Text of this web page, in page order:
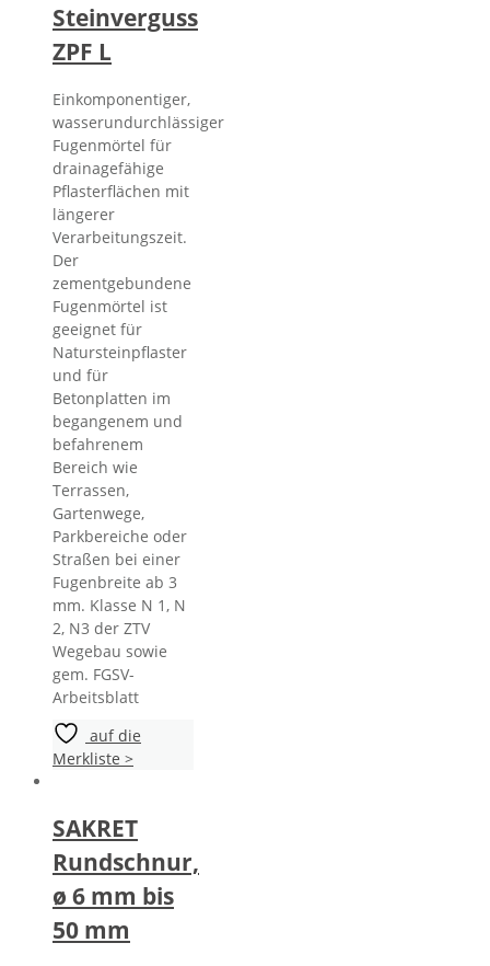
Steinverguss
ZPF L
Einkomponentiger,
wasserundurchlässiger
Fugenmörtel für
drainagefähige
Pflasterflächen mit
längerer
Verarbeitungszeit.
Der
zementgebundene
Fugenmörtel ist
geeignet für
Natursteinpflaster
und für
Betonplatten im
begangenem und
befahrenem
Bereich wie
Terrassen,
Gartenwege,
Parkbereiche oder
Straßen bei einer
Fugenbreite ab 3
mm. Klasse N 1, N
2, N3 der ZTV
Wegebau sowie
gem. FGSV-
Arbeitsblatt
auf die
Merkliste >
SAKRET
Rundschnur,
ø 6 mm bis
50 mm